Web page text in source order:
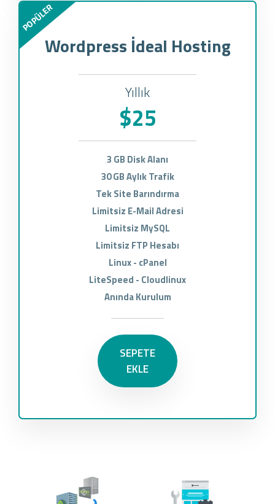
POPÜLER
Wordpress İdeal Hosting
Yıllık
$25
3 GB Disk Alanı
30 GB Aylık Trafik
Tek Site Barındırma
Limitsiz E-Mail Adresi
Limitsiz MySQL
Limitsiz FTP Hesabı
Linux - cPanel
LiteSpeed - Cloudlinux
Anında Kurulum
SEPETE
EKLE